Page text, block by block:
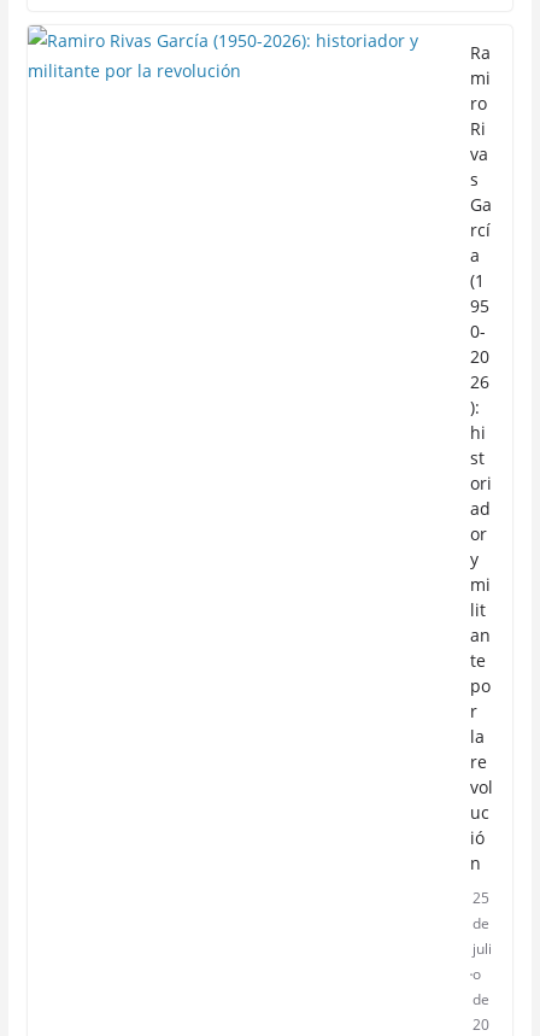
Ra
mi
ro
Ri
va
s
Ga
rcí
a
(1
95
0-
20
26
):
hi
st
ori
ad
or
y
mi
lit
an
te
po
r
la
re
vol
uc
ió
n
25
de
juli
o
de
20